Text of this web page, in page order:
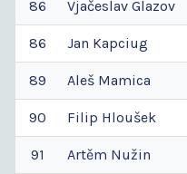
86 Vjačeslav Glazov
86 Jan Kapciug
89 Aleš Mamica
90 Filip Hloušek
91 Artěm Nužin